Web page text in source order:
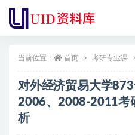
当前位置： 首页 考研专业课
对外经济贸易大学
2006、2008-2011考
析